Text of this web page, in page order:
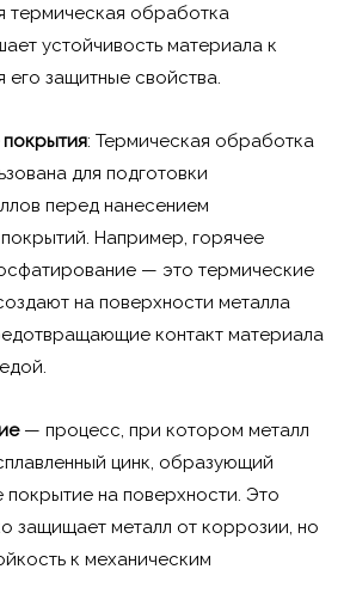
термическая обработка
устойчивость материала к
его защитные свойства.
: Термическая обработка
для подготовки
перед нанесением
Например, горячее
— это термические
на поверхности металла
контакт материала
— процесс, при котором металл
цинк, образующий
на поверхности. Это
защищает металл от коррозии, но
к механическим